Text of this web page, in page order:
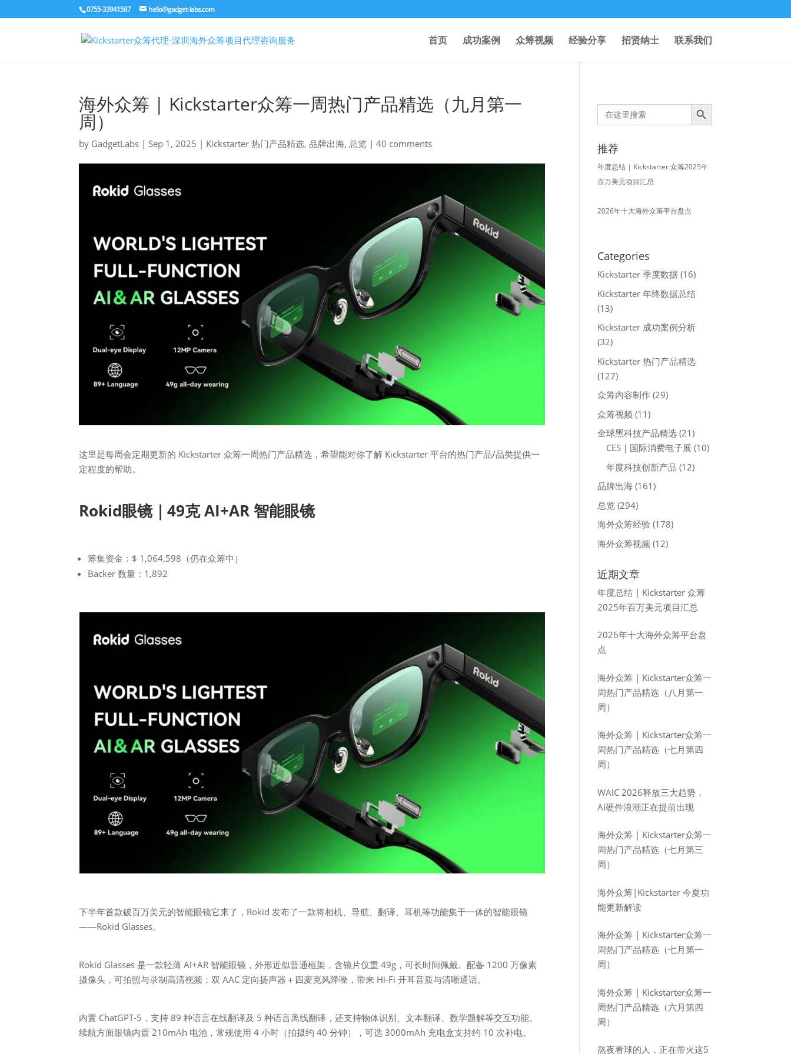
0755-33941587 hello@gadget-labs.com
首页 成功案例 众筹视频 经验分享 招贤纳士 联系我们
海外众筹 | Kickstarter众筹一周热门产品精选（九月第一
周）
by GadgetLabs | Sep 1, 2025 | Kickstarter 热门产品精选,品牌出海,总览 |40 comments
这里是每周会定期更新的 Kickstarter 众筹一周热门产品精选，希望能对你了解 Kickstarter 平台的热门产品/品类提供一
定程度的帮助。
Rokid眼镜｜49克 AI+AR 智能眼镜
筹集资金：$ 1,064,598（仍在众筹中）
Backer 数量：1,892
下半年首款破百万美元的智能眼镜它来了，Rokid 发布了一款将相机、导航、翻译、耳机等功能集于一体的智能眼镜
——Rokid Glasses。
Rokid Glasses 是一款轻薄 AI+AR 智能眼镜，外形近似普通框架，含镜片仅重 49g，可长时间佩戴。配备 1200 万像素
摄像头，可拍照与录制高清视频；双 AAC 定向扬声器＋四麦克风降噪，带来 Hi‑Fi 开耳音质与清晰通话。
内置 ChatGPT‑5，支持 89 种语言在线翻译及 5 种语言离线翻译，还支持物体识别、文本翻译、数学题解等交互功能。
续航方面眼镜内置 210mAh 电池，常规使用 4 小时（拍摄约 40 分钟），可选 3000mAh 充电盒支持约 10 次补电。
Search
for:
Search Button
推荐
年度总结 | Kickstarter 众筹2025年
百万美元项目汇总
2026年十大海外众筹平台盘点
Categories
Kickstarter 季度数据 (16)
Kickstarter 年终数据总结
(13)
Kickstarter 成功案例分析
(32)
Kickstarter 热门产品精选
(127)
众筹内容制作 (29)
众筹视频 (11)
全球黑科技产品精选 (21)
CES｜国际消费电子展 (10)
年度科技创新产品 (12)
品牌出海 (161)
总览 (294)
海外众筹经验 (178)
海外众筹视频 (12)
近期文章
年度总结 | Kickstarter 众筹
2025年百万美元项目汇总
2026年十大海外众筹平台盘
点
海外众筹 | Kickstarter众筹一
周热门产品精选（八月第一
周）
海外众筹 | Kickstarter众筹一
周热门产品精选（七月第四
周）
WAIC 2026释放三大趋势，
AI硬件浪潮正在提前出现
海外众筹 | Kickstarter众筹一
周热门产品精选（七月第三
周）
海外众筹|Kickstarter 今夏功
能更新解读
海外众筹 | Kickstarter众筹一
周热门产品精选（七月第一
周）
海外众筹 | Kickstarter众筹一
周热门产品精选（六月第四
周）
熬夜看球的人，正在带火这5